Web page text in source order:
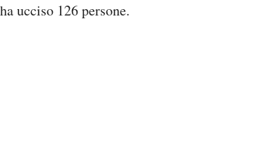
ha ucciso 126 persone.